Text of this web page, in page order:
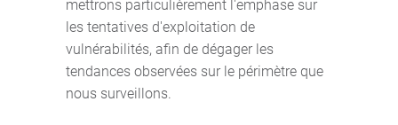
mettrons particulièrement l'emphase sur
les tentatives d'exploitation de
vulnérabilités, afin de dégager les
tendances observées sur le périmètre que
nous surveillons.